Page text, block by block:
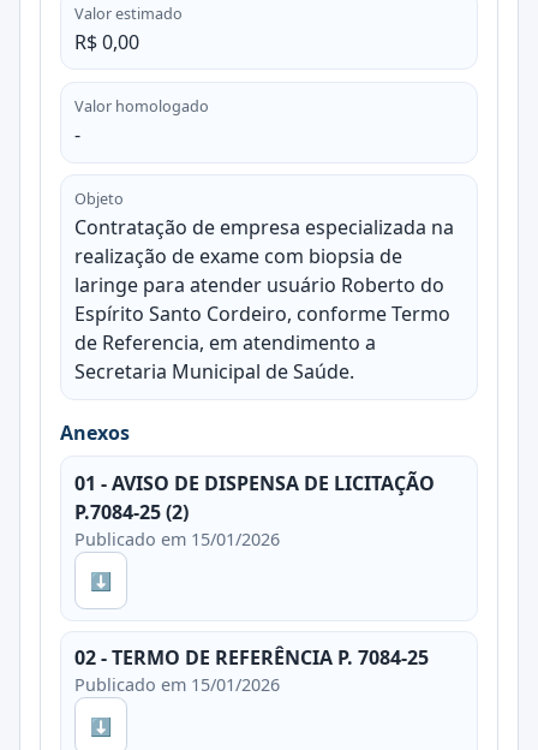
Valor estimado
R$ 0,00
Valor homologado
-
Objeto
Contratação de empresa especializada na
realização de exame com biopsia de
laringe para atender usuário Roberto do
Espírito Santo Cordeiro, conforme Termo
de Referencia, em atendimento a
Secretaria Municipal de Saúde.
Anexos
01 - AVISO DE DISPENSA DE LICITAÇÃO
P.7084-25 (2)
Publicado em 15/01/2026
⬇
02 - TERMO DE REFERÊNCIA P. 7084-25
Publicado em 15/01/2026
⬇